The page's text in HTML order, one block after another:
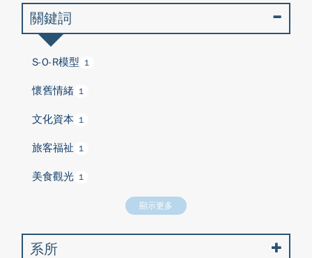
關鍵詞
S-O-R模型 1
懷舊情緒 1
文化資本 1
旅客福祉 1
美食觀光 1
顯示更多
系所